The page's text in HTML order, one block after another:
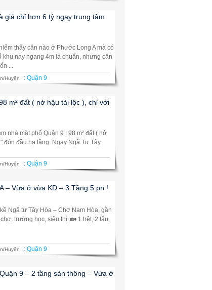
giá chỉ hơn 6 tỷ ngay trung tâm
thấy căn nào ở Phước Long A mà có
này ngang 4m là chuẩn, nhưng căn
...
Huyện : Quận 9
m² đất ( nở hậu tài lộc ), chỉ với
nhà mặt phố Quận 9 | 98 m² đất ( nở
đón đầu hạ tầng. Ngay Ngã Tư Tây
Huyện : Quận 9
– Vừa ở vừa KD – 3 Tầng 5 pn !
Ngã tư Tây Hòa – Chợ Nam Hòa, gần
trường học, siêu thị. 🏡 1 trệt, 2 lầu,
Huyện : Quận 9
9 – 2 tầng sàn thông – Vừa ở